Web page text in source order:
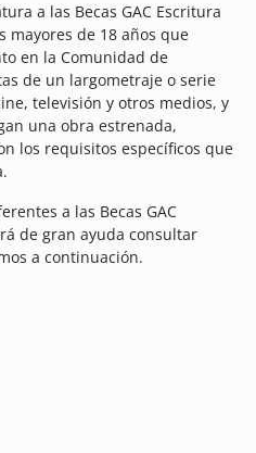
a las Becas GAC Escritura
mayores de 18 años que
en la Comunidad de
de un largometraje o serie
televisión y otros medios, y
una obra estrenada,
los requisitos específicos que
a las Becas GAC
de gran ayuda consultar
a continuación.